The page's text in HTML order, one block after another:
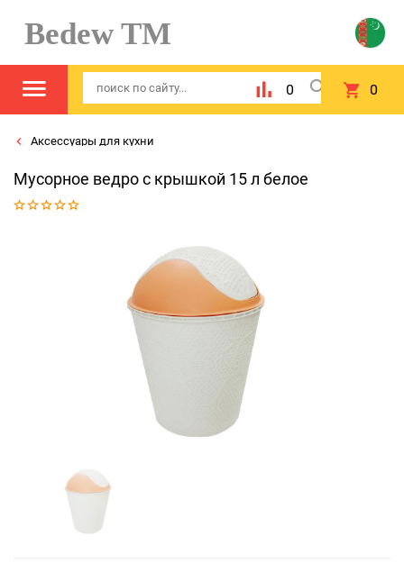
Bedew TM
0 0
Аксессуары для кухни
Мусорное ведро с крышкой 15 л белое